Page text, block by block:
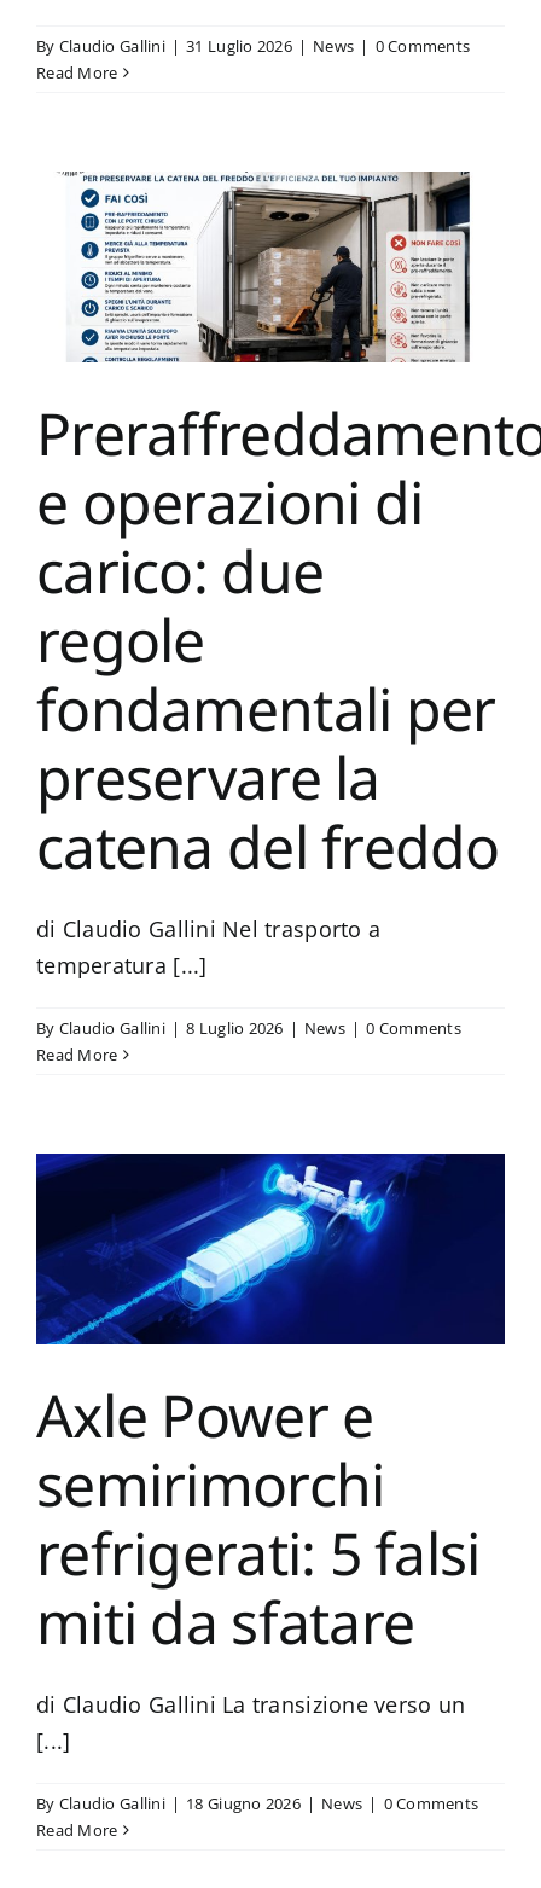
By Claudio Gallini | 31 Luglio 2026 | News | 0 Comments
Read More
e operazioni di
carico: due
regole
fondamentali per
preservare la
catena del freddo
di Claudio Gallini Nel trasporto a
temperatura [...]
By Claudio Gallini | 8 Luglio 2026 | News | 0 Comments
Read More
Axle Power e
semirimorchi
refrigerati: 5 falsi
miti da sfatare
di Claudio Gallini La transizione verso un
[...]
By Claudio Gallini | 18 Giugno 2026 | News | 0 Comments
Read More